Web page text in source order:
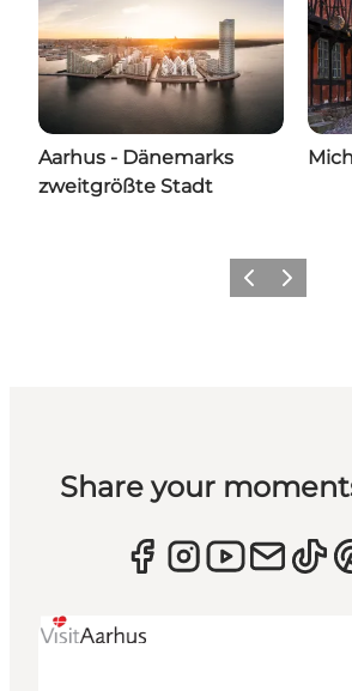
Aarhus - Dänemarks
zweitgrößte Stadt
ZurückWeiter
Share your